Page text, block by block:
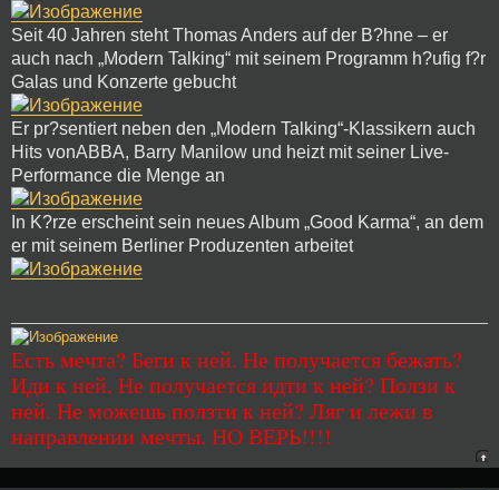
Seit 40 Jahren steht Thomas Anders auf der B?hne – er
auch nach „Modern Talking“ mit seinem Programm h?ufig f?r
Galas und Konzerte gebucht
Er pr?sentiert neben den „Modern Talking“-Klassikern auch
Hits vonABBA, Barry Manilow und heizt mit seiner Live-
Performance die Menge an
In K?rze erscheint sein neues Album „Good Karma“, an dem
er mit seinem Berliner Produzenten arbeitet
Есть мечта? Беги к ней. Не получается бежать?
Иди к ней. Не получается идти к ней? Ползи к
ней. Не можешь ползти к ней? Ляг и лежи в
направлении мечты. НО ВЕРЬ!!!!